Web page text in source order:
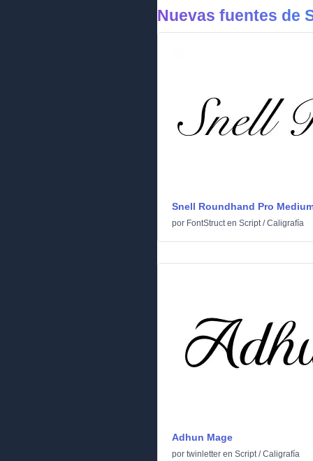
Nuevas fuentes de
Snell Roundhand Pro
por FontStructen Script/Caligrafía
Adhun Mage
por twinletter en Script/Caligrafía